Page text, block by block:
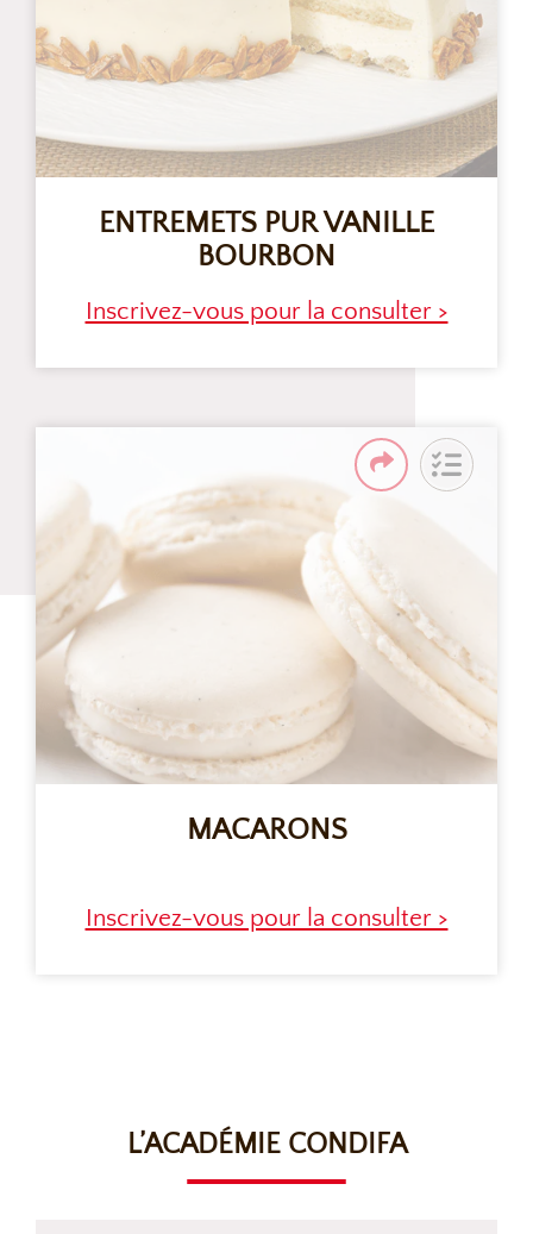
ENTREMETS PUR VANILLE
BOURBON
Inscrivez-vous pour la consulter >
MACARONS
Inscrivez-vous pour la consulter >
L’ACADÉMIE CONDIFA